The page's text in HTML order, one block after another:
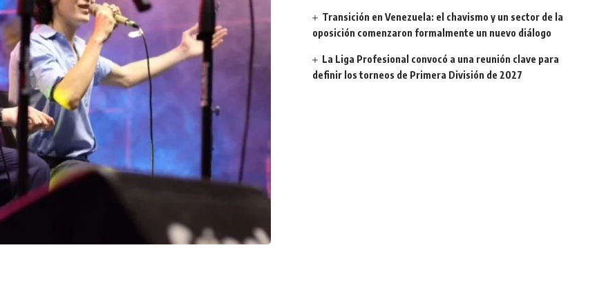
Transición en Venezuela: el chavismo y un sector de la
oposición comenzaron formalmente un nuevo diálogo
La Liga Profesional convocó a una reunión clave para
definir los torneos de Primera División de 2027